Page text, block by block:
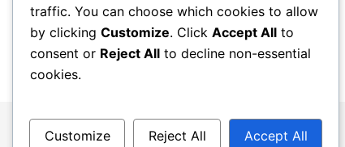
traffic. You can choose which cookies to allow
by clicking Customize. Click Accept All to
consent or Reject All to decline non-essential
cookies.
Customize Reject All Accept All